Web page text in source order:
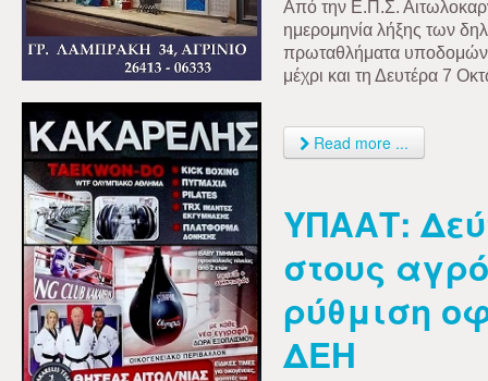
Από την Ε.Π.Σ.
ημερομηνία λήξης των
πρωταθλήματα υποδομών
μέχρι και τη Δευτέρα 7
Read more ...
ΥΠΑΑΤ:
στους
ρύθμιση
ΔΕΗ